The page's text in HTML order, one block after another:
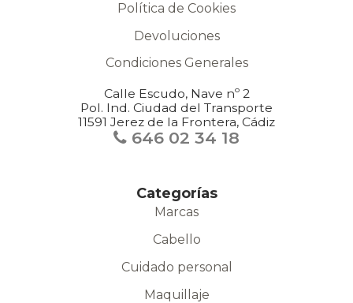
Política de Cookies
Devoluciones
Condiciones Generales
Calle Escudo, Nave nº 2
Pol. Ind. Ciudad del Transporte
11591 Jerez de la Frontera, Cádiz
646 02 34 18
Categorías
Marcas
Cabello
Cuidado personal
Maquillaje